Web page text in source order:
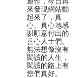
來發現網站動
起來了，真
心、真心地感
謝願意付出的
善心人士們。
無法想像沒有
閱讀的人生，
閱讀的路上有
您們真好。